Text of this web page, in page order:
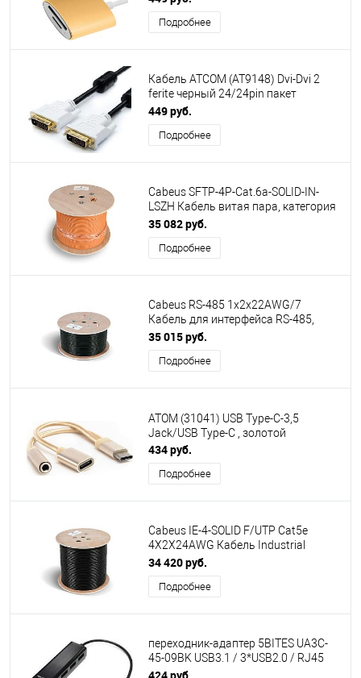
Подробнее
Кабель ATCOM (АТ9148) Dvi-Dvi 2
ferite черный 24/24pin пакет
24+1(DVI-D) - 3,0 м
449 руб.
Подробнее
Cabeus SFTP-4P-Cat.6a-SOLID-IN-
LSZH Кабель витая пара, категория
6a (10GBE) S/FTP, 4 пары (23 AWG),
одножильный (solid), каждая пара в
экране, общий экран - сетка, LSZH,
35 082 руб.
Подробнее
Cabeus RS-485 1x2x22AWG/7
Кабель для интерфейса RS-485,
1x2x22 AWG, 120 Ом,
многожильный (patch) , SF/UTP , -40
С- +75 С, PVC (305м)
35 015 руб.
Подробнее
АТОМ (31041) USB Type-C-3,5
Jack/USB Type-C , золотой
434 руб.
Подробнее
Cabeus IE-4-SOLID F/UTP Cat5e
4X2X24AWG Кабель Industrial
Ethernet, экранированная витая
пара FTP (F/UTP), категории 5e, 4
пары, одножильный (solid), экран -
- +75°C)
34 420 руб.
Подробнее
переходник-адаптер 5BITES UA3C-
45-09BK USB3.1 / 3*USB2.0 / RJ45
100MB / BLACK